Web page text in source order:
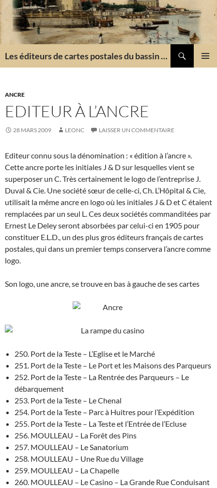
Aller
au
contenu
Les éditeurs de cartes postales du bassin d'Arcachon
ANCRE
EDITEUR À L’ANCRE
28 MARS 2009 LEONC LAISSER UN COMMENTAIRE
Editeur connu sous la dénomination : « édition à l’ancre ».
Cette ancre porte les initiales J & D sur lesquelles vient se
superposer un C. Très certainement le logo de l’entreprise J.
Duval & Cie. Une société sœur de celle-ci, Ch. L’Hôpital & Cie,
utilisait la même ancre en logo où les initiales J & D et C étaient
remplacées par un seul L. Ces deux sociétés commanditées par
Ernest Le Deley seront absorbées par celui-ci en 1905 pour
constituer E.L.D., un des plus gros éditeurs français de cartes
postales, qui dans un premier temps conservera l’ancre comme
logo.
Son logo, une ancre, se trouve en bas à gauche de ses cartes
250. Port de la Teste – L’Eglise et le Marché
251. Port de la Teste – Le Port et les Maisons des Parqueurs
252. Port de la Teste – La Rentrée des Parqueurs – Le
débarquement
253. Port de la Teste – Le Chenal
254. Port de la Teste – Parc à Huitres pour l’Expédition
255. Port de la Teste – La Teste et l’Entrée de l’Ecluse
256. MOULLEAU – La Forêt des Pins
257. MOULLEAU – Le Sanatorium
258. MOULLEAU – Une Rue du Village
259. MOULLEAU – La Chapelle
260. MOULLEAU – Le Casino – La Grande Rue Conduisant